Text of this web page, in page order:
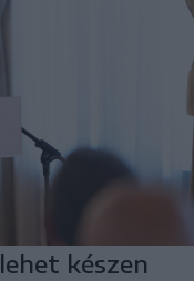
készen